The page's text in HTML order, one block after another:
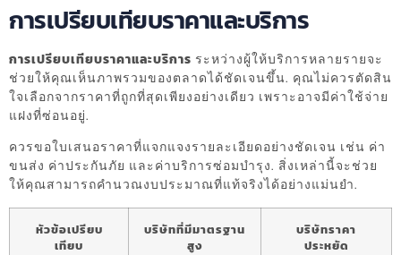
การเปรียบเทียบราคาและบริการ
การเปรียบเทียบราคาและบริการ ระหว่างผู้ให้บริการหลายรายจะ
ช่วยให้คุณเห็นภาพรวมของตลาดได้ชัดเจนขึ้น. คุณไม่ควรตัดสิน
ใจเลือกจากราคาที่ถูกที่สุดเพียงอย่างเดียว เพราะอาจมีค่าใช้จ่าย
แฝงที่ซ่อนอยู่.
ควรขอใบเสนอราคาที่แจกแจงรายละเอียดอย่างชัดเจน เช่น ค่า
ขนส่ง ค่าประกันภัย และค่าบริการซ่อมบำรุง. สิ่งเหล่านี้จะช่วย
ให้คุณสามารถคำนวณงบประมาณที่แท้จริงได้อย่างแม่นยำ.
หัวข้อเปรียบ
เทียบ
บริษัทที่มีมาตรฐาน
สูง
บริษัทราคา
ประหยัด